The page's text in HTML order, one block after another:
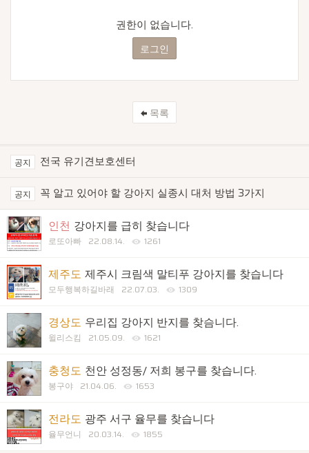
권한이 없습니다.
로그인
목록
공지 전국 유기견보호센터
공지 꼭 알고 있어야 할 강아지 실종시 대처 방법 3가지
인천 강아지를 급히 찾습니다
로또아빠 22.08.14. 1261
제주도 제주시 크림색 말티푸 강아지를 찾습니다
모두행복하길바래 22.07.03. 1309
경상도 우리집 강아지 반지를 찾슴니다.
윌리스킴 21.05.09. 1621
충청도 천안 성정동/ 저희 봉구를 찾습니다.
봉구야 21.04.06. 1653
전라도 광주 서구 율무를 찾습니다
율무언니 20.03.14. 1855